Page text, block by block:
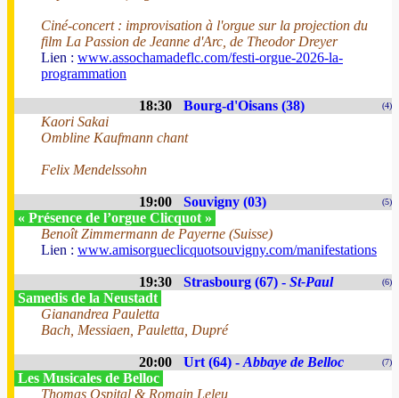
Ciné-concert : improvisation à l'orgue sur la projection du
film La Passion de Jeanne d'Arc, de Theodor Dreyer
Lien : www.assochamadeflc.com/festi-orgue-2026-la-
programmation
18:30 Bourg-d'Oisans (38) (4)
Kaori Sakai
Ombline Kaufmann chant
Felix Mendelssohn
19:00 Souvigny (03) (5)
« Présence de l’orgue Clicquot »
Benoît Zimmermann de Payerne (Suisse)
Lien : www.amisorgueclicquotsouvigny.com/manifestations
19:30 Strasbourg (67) - St-Paul (6)
Samedis de la Neustadt
Gianandrea Pauletta
Bach, Messiaen, Pauletta, Dupré
20:00 Urt (64) - Abbaye de Belloc (7)
Les Musicales de Belloc
Thomas Ospital & Romain Leleu